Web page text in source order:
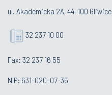
ul. Akademicka 2A, 44-100 Gliwice
32 237 10 00
Fax: 32 237 16 55
NIP: 631-020-07-36